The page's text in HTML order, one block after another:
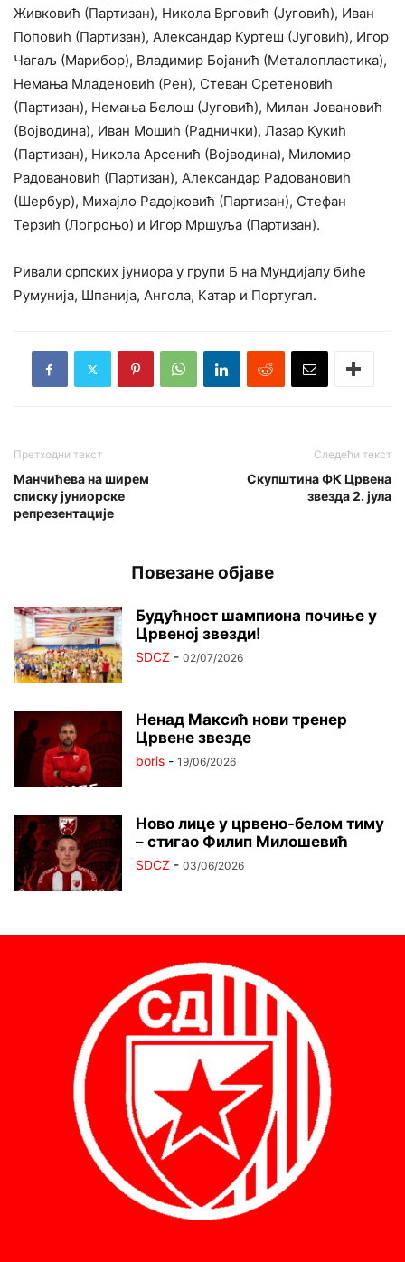
Живковић (Партизан), Никола Врговић (Југовић), Иван
Поповић (Партизан), Александар Куртеш (Југовић), Игор
Чагаљ (Марибор), Владимир Бојанић (Металопластика),
Немања Младеновић (Рен), Стеван Сретеновић
(Партизан), Немања Белош (Југовић), Милан Јовановић
(Војводина), Иван Мошић (Раднички), Лазар Кукић
(Партизан), Никола Арсенић (Војводина), Миломир
Радовановић (Партизан), Александар Радовановић
(Шербур), Михајло Радојковић (Партизан), Стефан
Терзић (Логроњо) и Игор Мршуља (Партизан).
Ривали српских јуниора у групи Б на Мундијалу биће
Румунија, Шпанија, Ангола, Катар и Португал.
Претходни текст
Манчићева на ширем
списку јуниорске
репрезентације
Следећи текст
Скупштина ФК Црвена
звезда 2. јула
Повезане објаве
Будућност шампиона почиње у
Црвеној звезди!
SDCZ - 02/07/2026
Ненад Максић нови тренер
Црвене звезде
boris - 19/06/2026
Ново лице у црвено-белом тиму
– стигао Филип Милошевић
SDCZ - 03/06/2026